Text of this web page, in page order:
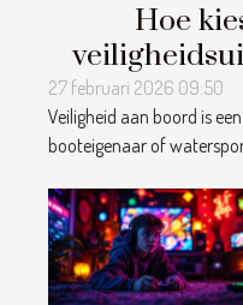
Hoe
27 februari 2026 09:50
Veiligheid aan boord is
booteigenaar of